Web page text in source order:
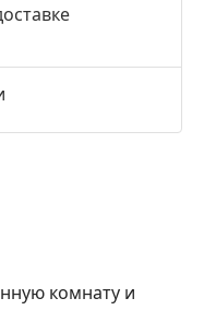
комнату и